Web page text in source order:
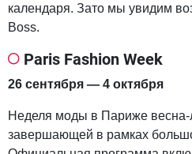
календаря. Зато мы увидим
Boss.
Paris Fashion Week
26 сентября — 4 октября
Неделя моды в Париже весна-
завершающей в рамках